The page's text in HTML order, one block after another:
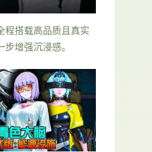
程搭载高品质且真实
增强沉浸感。